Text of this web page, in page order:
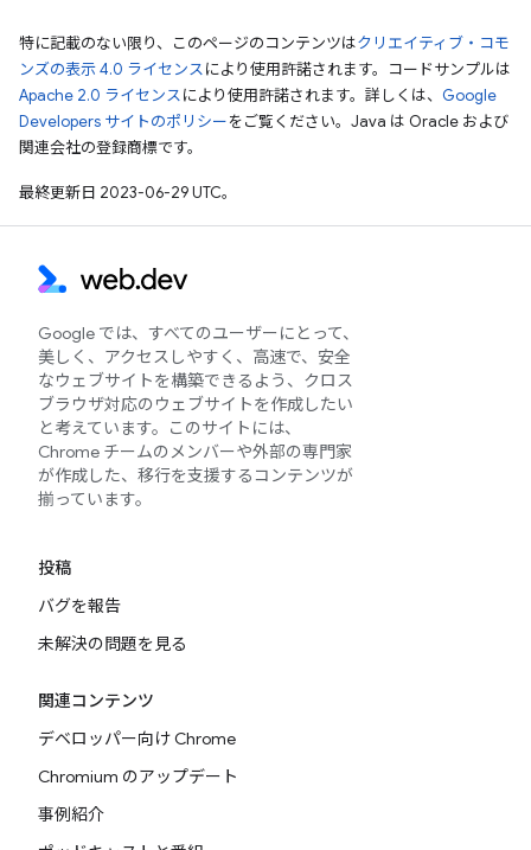
特に記載のない限り、このページのコンテンツはクリエイティブ・コモ
ンズの表示 4.0 ライセンスにより使用許諾されます。コードサンプルは
Apache 2.0 ライセンスにより使用許諾されます。詳しくは、 Google
Developers サイトのポリシーをご覧ください。Java は Oracle および
関連会社の登録商標です。
最終更新日 2023-06-29 UTC。
Google では、すべてのユーザーにとって、
美しく、アクセスしやすく、高速で、安全
なウェブサイトを構築できるよう、クロス
ブラウザ対応のウェブサイトを作成したい
と考えています。このサイトには、
Chrome チームのメンバーや外部の専門家
が作成した、移行を支援するコンテンツが
揃っています。
投稿
バグを報告
未解決の問題を見る
関連コンテンツ
デベロッパー向け Chrome
Chromium のアップデート
事例紹介